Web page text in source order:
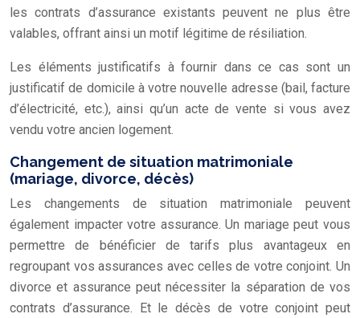
les contrats d’assurance existants peuvent ne plus être
valables, offrant ainsi un motif légitime de résiliation.
Les éléments justificatifs à fournir dans ce cas sont un
justificatif de domicile à votre nouvelle adresse (bail, facture
d’électricité, etc.), ainsi qu’un acte de vente si vous avez
vendu votre ancien logement.
Changement de situation matrimoniale
(mariage, divorce, décès)
Les changements de situation matrimoniale peuvent
également impacter votre assurance. Un mariage peut vous
permettre de bénéficier de tarifs plus avantageux en
regroupant vos assurances avec celles de votre conjoint. Un
divorce et assurance peut nécessiter la séparation de vos
contrats d’assurance. Et le décès de votre conjoint peut